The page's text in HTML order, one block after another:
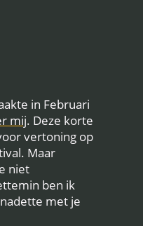
in Februari
mij. Deze korte
vertoning op
Maar
niet
ben ik
met je